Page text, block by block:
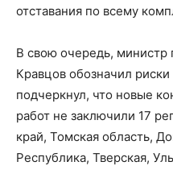
отставания по всему
В свою очередь,
Кравцов обозначил
подчеркнул, что новые
работ не заключили 17
край, Томская область,
Республика, Тверская,